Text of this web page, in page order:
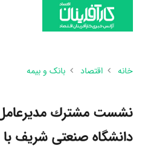
خانه
اقتصاد بانک و بیمه
نشست مشترك
دانشگاه صنعتی شریف